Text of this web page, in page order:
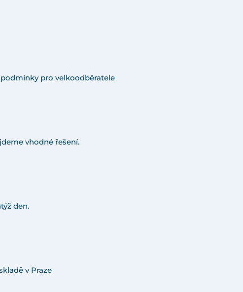
pro velkoodběratele
vhodné řešení.
den.
v Praze